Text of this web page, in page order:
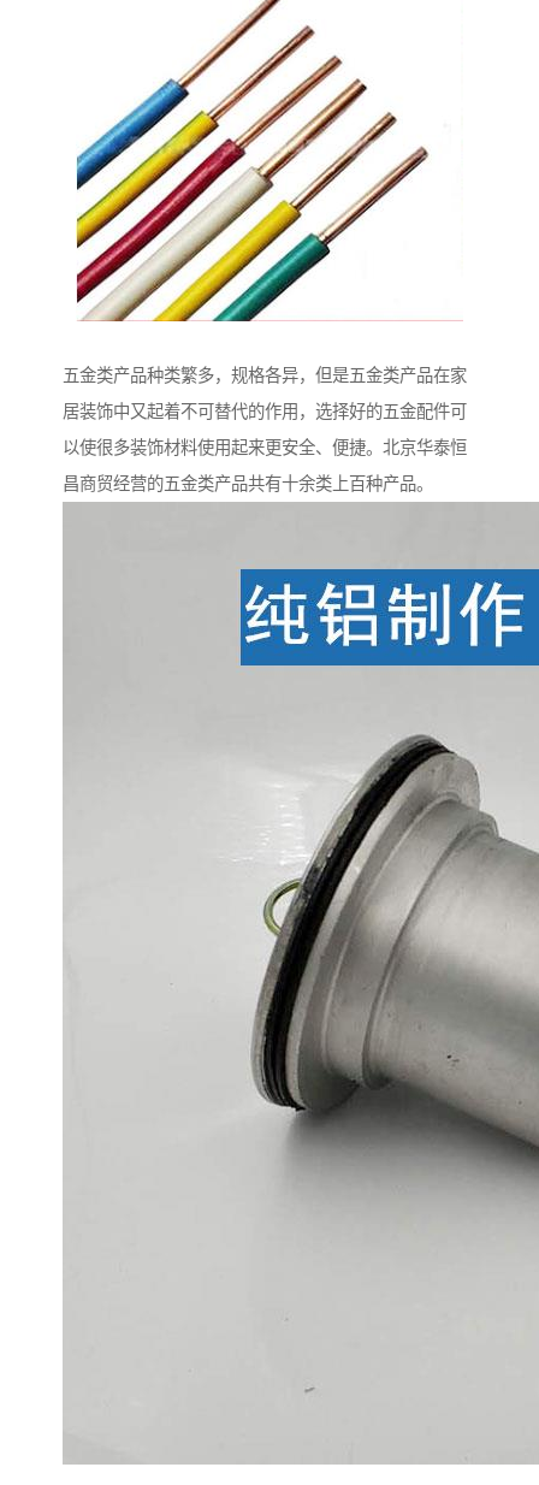
五金类产品种类繁多，规格各异，但是五金类产品在家
居装饰中又起着不可替代的作用，选择好的五金配件可
以使很多装饰材料使用起来更安全、便捷。北京华泰恒
昌商贸经营的五金类产品共有十余类上百种产品。